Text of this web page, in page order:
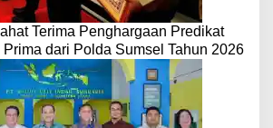
Terima Penghargaan Predikat
Prima dari Polda Sumsel Tahun 2026